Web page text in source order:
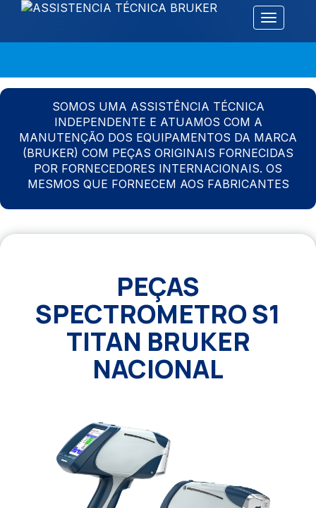
Alternar
SOMOS UMA ASSISTÊNCIA TÉCNICA
INDEPENDENTE E ATUAMOS COM A
MANUTENÇÃO DOS EQUIPAMENTOS DA MARCA
(BRUKER) COM PEÇAS ORIGINAIS FORNECIDAS
POR FORNECEDORES INTERNACIONAIS. OS
MESMOS QUE FORNECEM AOS FABRICANTES
PEÇAS
SPECTROMETRO S1
TITAN BRUKER
NACIONAL